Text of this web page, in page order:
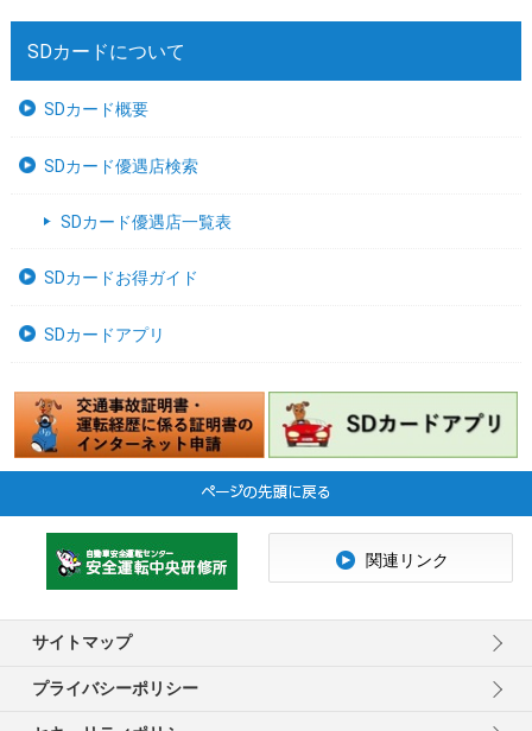
SDカードについて
SDカード概要
SDカード優遇店検索
SDカード優遇店一覧表
SDカードお得ガイド
SDカードアプリ
サイトマップ
プライバシーポリシー
関連リンク